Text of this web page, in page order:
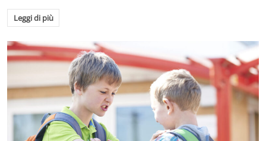
Leggi di più